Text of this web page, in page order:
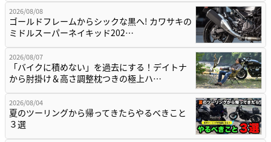
2026/08/08
ゴールドフレームからシックな黒へ! カワサキの
ミドルスーパーネイキッド202…
2026/08/07
「バイクに積めない」を過去にする！デイトナ
から肘掛け＆高さ調整枕つきの極上ハ…
2026/08/04
夏のツーリングから帰ってきたらやるべきこと
３選